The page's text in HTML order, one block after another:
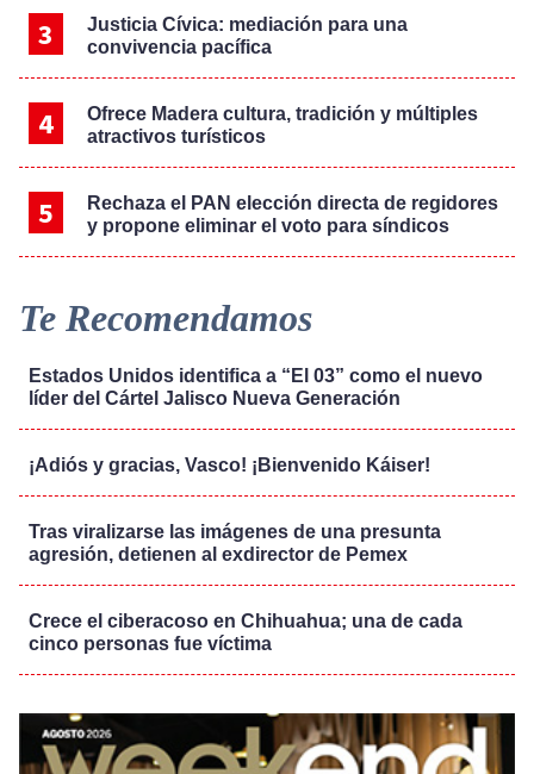
Justicia Cívica: mediación para una
convivencia pacífica
Ofrece Madera cultura, tradición y múltiples
atractivos turísticos
Rechaza el PAN elección directa de regidores
y propone eliminar el voto para síndicos
Te Recomendamos
Estados Unidos identifica a “El 03” como el nuevo
líder del Cártel Jalisco Nueva Generación
¡Adiós y gracias, Vasco! ¡Bienvenido Káiser!
Tras viralizarse las imágenes de una presunta
agresión, detienen al exdirector de Pemex
Crece el ciberacoso en Chihuahua; una de cada
cinco personas fue víctima